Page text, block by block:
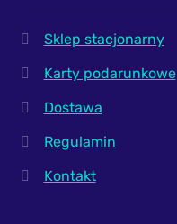
Sklep stacjonarny
Karty podarunkowe
Dostawa
Regulamin
Kontakt